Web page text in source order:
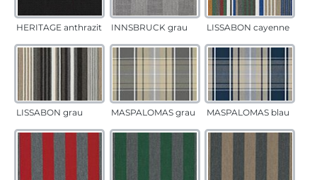
HERITAGE anthrazit INNSBRUCK grau LISSABON cayenne
LISSABON grau MASPALOMAS grau MASPALOMAS blau